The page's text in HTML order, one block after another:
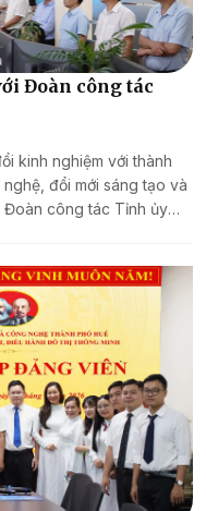
Đoàn công tác
kinh nghiệm với thành
đổi mới sáng tạo và
Đoàn công tác Tỉnh ủy
hướng phát triển đô